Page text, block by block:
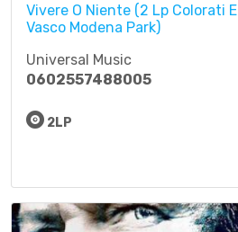
Vivere O Niente (2 Lp Colorati
Vasco Modena Park)
Universal Music
0602557488005
2LP